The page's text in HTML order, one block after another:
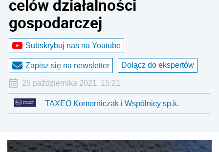
celów działalności
gospodarczej
Subskrybuj nas na Youtube
Zapisz się na newsletter Dołącz do ekspertów
25 października 2021, 15:21
TAXEO Komorniczak i Wspólnicy sp.k.